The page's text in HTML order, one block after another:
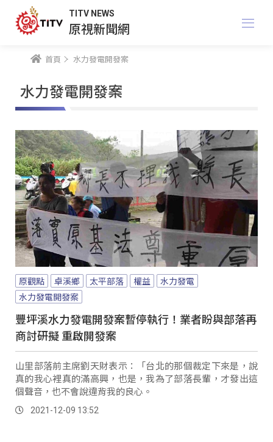
TITV NEWS
原視新聞網
首頁 水力發電開發案
水力發電開發案
原觀點 卓溪鄉 太平部落 權益
水力發電
水力發電開發案
豐坪溪水力發電開發案暫停執行！業者盼與部落再
商討研擬 重啟開發案
山里部落前主席劉天財表示：「台北的那個裁定下來是，說
真的我心裡真的滿高興，也是，我為了部落長輩，才發出這
個聲音，也不會說違背我的良心。
2021-12-09 13:52